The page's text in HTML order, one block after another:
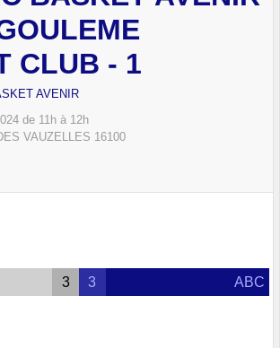
CLUB - 1
AVENIR
de 11h à 12h
VAUZELLES 16100
3 3 ABC